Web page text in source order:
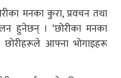
मनका कुरा, प्रवचन तथा
हुनेछन् । ‘छोरीका मनका
छोरीहरूले आफ्ना भोगाइहरू